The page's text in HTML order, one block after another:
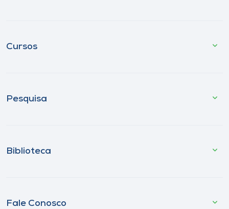
Cursos
Pesquisa
Biblioteca
Fale Conosco